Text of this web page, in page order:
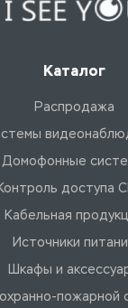
Каталог
Распродажа
Домофонные
доступа
Кабельная
Источники
Шкафы и
пожарной